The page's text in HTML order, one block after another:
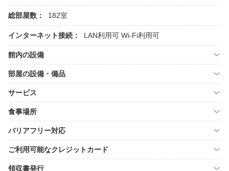
総部屋数： 182室
インターネット接続： LAN利用可 Wi-Fi利用可
館内の設備
部屋の設備・備品
サービス
食事場所
バリアフリー対応
ご利用可能なクレジットカード
領収書発行